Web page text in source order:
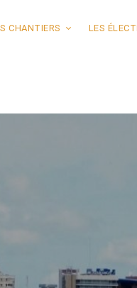
CHANTIERS LES